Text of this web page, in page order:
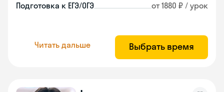
Подготовка к ЕГЭ/ОГЭ от 1880 ₽ / урок
Читать дальше Выбрать время